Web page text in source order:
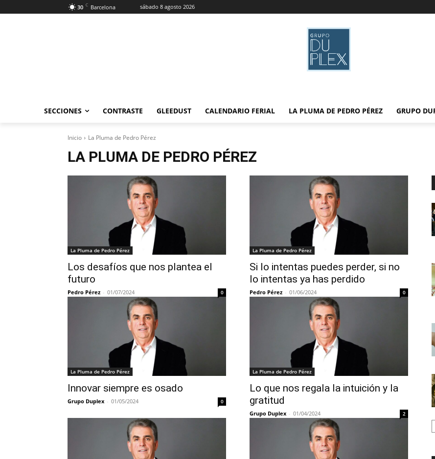
30 C Barcelona sábado 8 agosto 2026
SECCIONES CONTRASTE GLEEDUST CALENDARIO FERIAL LA PLUMA DE PEDRO PÉREZ GRUPO
Inicio La Pluma de Pedro Pérez
LA PLUMA DE PEDRO PÉREZ
La Pluma de Pedro Pérez
Los desafíos que nos plantea el
futuro
Pedro Pérez - 01/07/2024 0
La Pluma de Pedro Pérez
Si lo intentas puedes perder, si no
lo intentas ya has perdido
Pedro Pérez - 01/06/2024 0
La Pluma de Pedro Pérez
Innovar siempre es osado
Grupo Duplex - 01/05/2024 0
La Pluma de Pedro Pérez
Lo que nos regala la intuición y la
gratitud
Grupo Duplex - 01/04/2024 2